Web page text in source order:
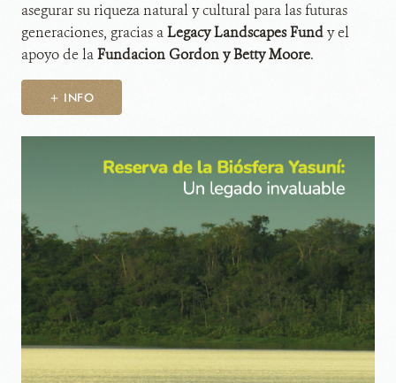
asegurar su riqueza natural y cultural para las futuras
generaciones, gracias aLegacy Landscapes Fundy el
apoyo de laFundacion Gordon y Betty Moore.
+ INFO